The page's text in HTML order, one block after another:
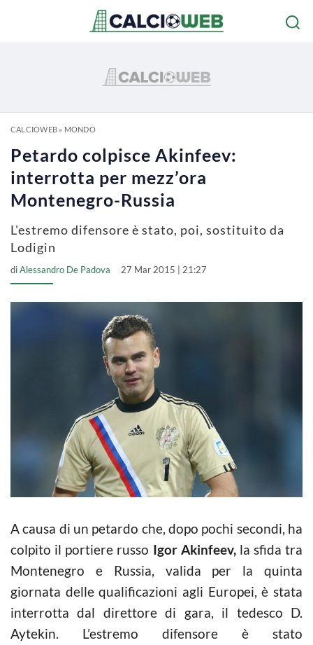
CALCIOWEB» MONDO
Petardo colpisce Akinfeev:
interrotta per mezz’ora
Montenegro-Russia
L'estremo difensore è stato, poi, sostituito da
Lodigin
diAlessandro De Padova 27 Mar 2015 | 21:27
A causa di un petardo che, dopo pochi secondi, ha
colpito il portiere russo Igor Akinfeev, la sfida tra
Montenegro e Russia, valida per la quinta
giornata delle qualificazioni agli Europei, è stata
interrotta dal direttore di gara, il tedesco D.
Aytekin. L’estremo difensore è stato